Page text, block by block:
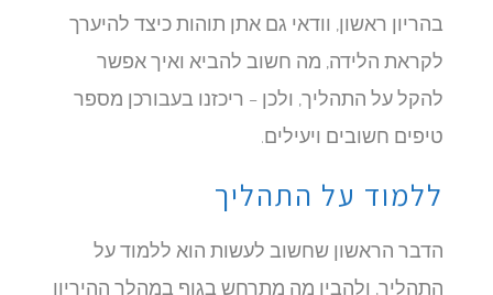
בהריון ראשון, וודאי גם אתן תוהות כיצד להיערך
לקראת הלידה, מה חשוב להביא ואיך אפשר
להקל על התהליך, ולכן – ריכזנו בעבורכן מספר
טיפים חשובים ויעילים.
ללמוד על התהליך
הדבר הראשון שחשוב לעשות הוא ללמוד על
התהליך, ולהבין מה מתרחש בגוף במהלך ההיריון